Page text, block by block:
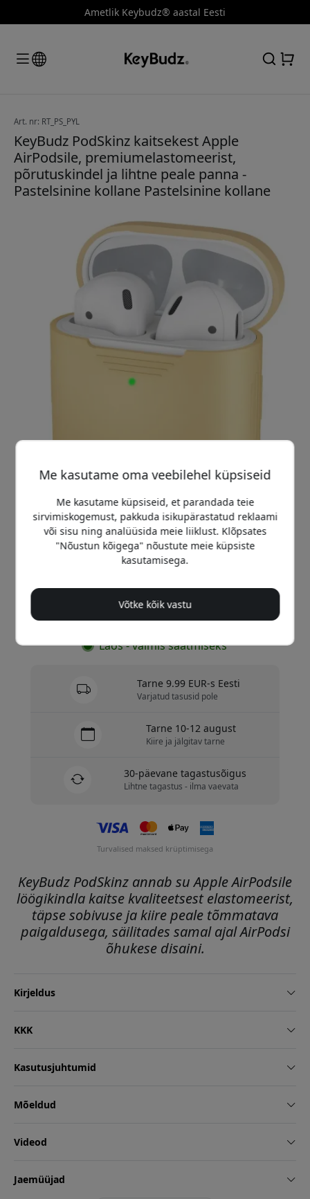
Ametlik Keybudz® aastal Eesti
Art. nr: RT_PS_PYL
KeyBudz PodSkinz kaitsekest Apple
AirPodsile, premiumelastomeerist,
põrutuskindel ja lihtne peale panna -
Pastelsinine kollane Pastelsinine kollane
Soovitatav hind
9.99 EUR
Osta nüüd
Laos - valmis saatmiseks
Tarne 9.99 EUR-s Eesti
Varjatud tasusid pole
Tarne 10-12 august
Kiire ja jälgitav tarne
30-päevane tagastusõigus
Lihtne tagastus - ilma vaevata
Turvalised maksed krüptimisega
KeyBudz PodSkinz annab su Apple AirPodsile
löögikindla kaitse kvaliteetsest elastomeerist,
täpse sobivuse ja kiire peale tõmmatava
paigaldusega, säilitades samal ajal AirPodsi
õhukese disaini.
Kirjeldus
KKK
Kasutusjuhtumid
Mõeldud
Videod
Jaemüüjad
Me kasutame oma veebilehel küpsiseid
Me kasutame küpsiseid, et parandada teie
sirvimiskogemust, pakkuda isikupärastatud reklaami
või sisu ning analüüsida meie liiklust. Klõpsates
"Nõustun kõigega" nõustute meie küpsiste
kasutamisega.
Võtke kõik vastu